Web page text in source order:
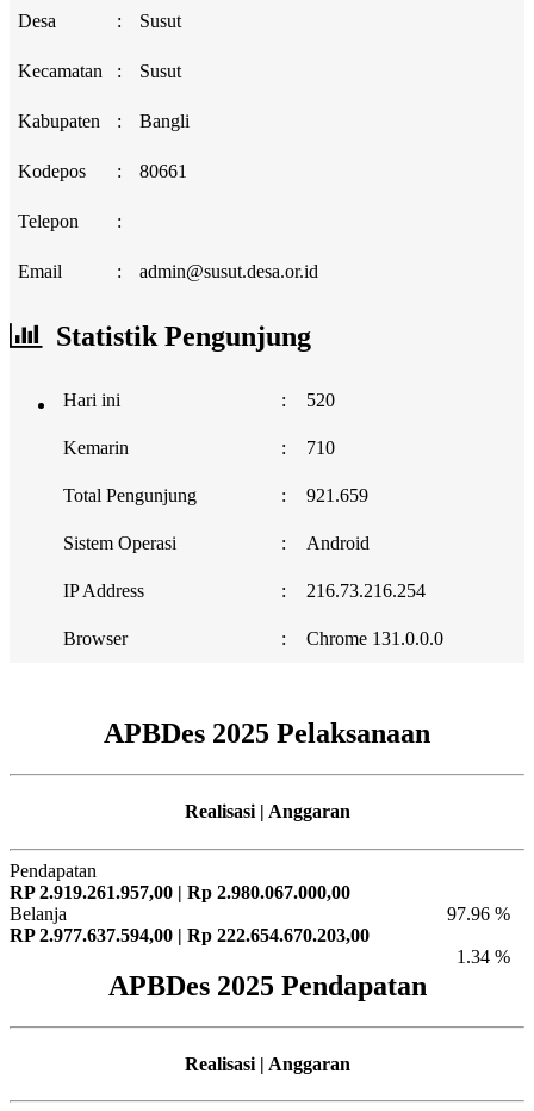
Desa : Susut
Kecamatan : Susut
Kabupaten : Bangli
Kodepos : 80661
Telepon :
Email : admin@susut.desa.or.id
Statistik Pengunjung
Hari ini : 520
Kemarin : 710
Total Pengunjung : 921.659
Sistem Operasi : Android
IP Address : 216.73.216.254
Browser : Chrome 131.0.0.0
APBDes 2025 Pelaksanaan
Realisasi | Anggaran
Pendapatan
RP 2.919.261.957,00 | Rp 2.980.067.000,00
97.96 %
Belanja
RP 2.977.637.594,00 | Rp 222.654.670.203,00
1.34 %
APBDes 2025 Pendapatan
Realisasi | Anggaran